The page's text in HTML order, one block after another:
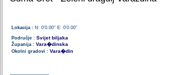
Lokacija : N: 0'0.00'' E: 0'0.00''
Područje : Svijet biljaka
Županija : Vara�dinska
Okolni gradovi : Vara�din